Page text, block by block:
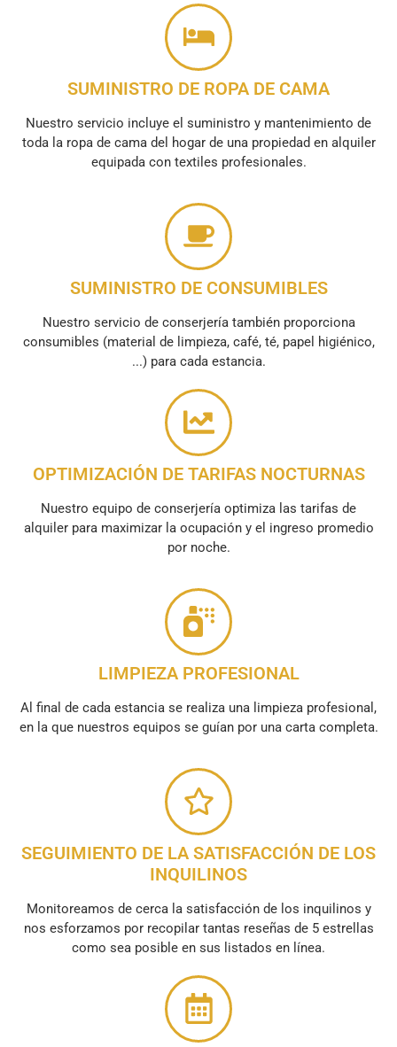
SUMINISTRO DE ROPA DE CAMA
Nuestro servicio incluye el suministro y mantenimiento de
toda la ropa de cama del hogar de una propiedad en alquiler
equipada con textiles profesionales.
SUMINISTRO DE CONSUMIBLES
Nuestro servicio de conserjería también proporciona
consumibles (material de limpieza, café, té, papel higiénico,
...) para cada estancia.
OPTIMIZACIÓN DE TARIFAS NOCTURNAS
Nuestro equipo de conserjería optimiza las tarifas de
alquiler para maximizar la ocupación y el ingreso promedio
por noche.
LIMPIEZA PROFESIONAL
Al final de cada estancia se realiza una limpieza profesional,
en la que nuestros equipos se guían por una carta completa.
SEGUIMIENTO DE LA SATISFACCIÓN DE LOS
INQUILINOS
Monitoreamos de cerca la satisfacción de los inquilinos y
nos esforzamos por recopilar tantas reseñas de 5 estrellas
como sea posible en sus listados en línea.